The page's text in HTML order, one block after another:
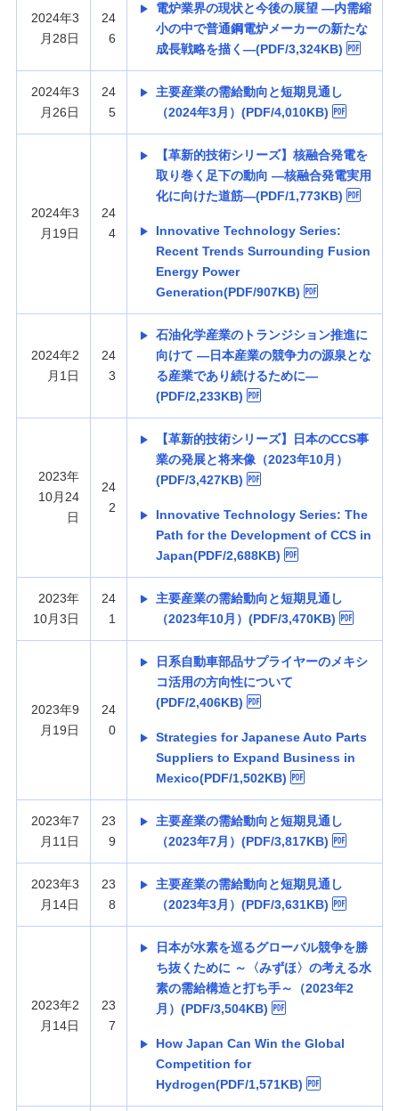
2024年3
月28日
24
6
電炉業界の現状と今後の展望 —内需縮
小の中で普通鋼電炉メーカーの新たな
成長戦略を描く—(PDF/3,324KB)
2024年3
月26日
24
5
主要産業の需給動向と短期見通し
（2024年3月）(PDF/4,010KB)
2024年3
月19日
24
4
【革新的技術シリーズ】核融合発電を
取り巻く足下の動向 —核融合発電実用
化に向けた道筋—(PDF/1,773KB)
Innovative Technology Series:
Recent Trends Surrounding Fusion
Energy Power
Generation(PDF/907KB)
2024年2
月1日
24
3
石油化学産業のトランジション推進に
向けて —日本産業の競争力の源泉とな
る産業であり続けるために—
(PDF/2,233KB)
2023年
10月24
日
24
2
【革新的技術シリーズ】日本のCCS事
業の発展と将来像（2023年10月）
(PDF/3,427KB)
Innovative Technology Series: The
Path for the Development of CCS in
Japan(PDF/2,688KB)
2023年
10月3日
24
1
主要産業の需給動向と短期見通し
（2023年10月）(PDF/3,470KB)
2023年9
月19日
24
0
日系自動車部品サプライヤーのメキシ
コ活用の方向性について
(PDF/2,406KB)
Strategies for Japanese Auto Parts
Suppliers to Expand Business in
Mexico(PDF/1,502KB)
2023年7
月11日
23
9
主要産業の需給動向と短期見通し
（2023年7月）(PDF/3,817KB)
2023年3
月14日
23
8
主要産業の需給動向と短期見通し
（2023年3月）(PDF/3,631KB)
2023年2
月14日
23
7
日本が水素を巡るグローバル競争を勝
ち抜くために ～〈みずほ〉の考える水
素の需給構造と打ち手～（2023年2
月）(PDF/3,504KB)
How Japan Can Win the Global
Competition for
Hydrogen(PDF/1,571KB)